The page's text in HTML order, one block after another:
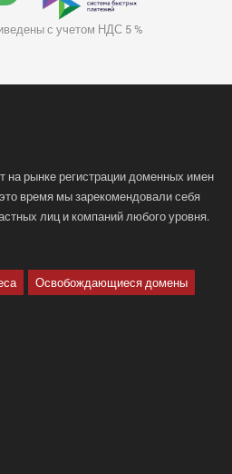
с учетом НДС 5 %
на рынке регистрации доменных имен
время мы зарекомендовали себя
лиц и компаний любого уровня.
Освобождающиеся домены